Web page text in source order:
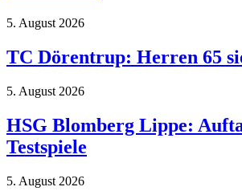
5. August 2026
TC Dörentrup: Herren 65
5. August 2026
HSG Blomberg Lippe:
Testspiele
5. August 2026